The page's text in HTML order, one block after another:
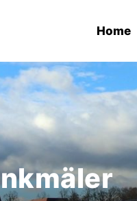
Home